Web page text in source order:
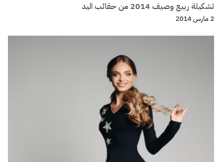
تشكيلة ربيع وصيف 2014 من حقائب اليد
2 مارس 2014